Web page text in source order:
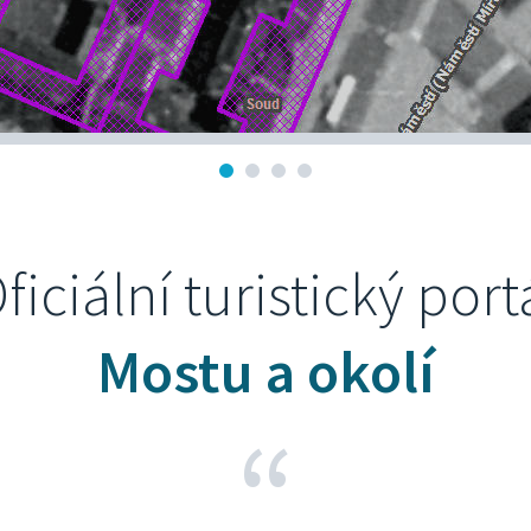
turistický
Mostu a okolí